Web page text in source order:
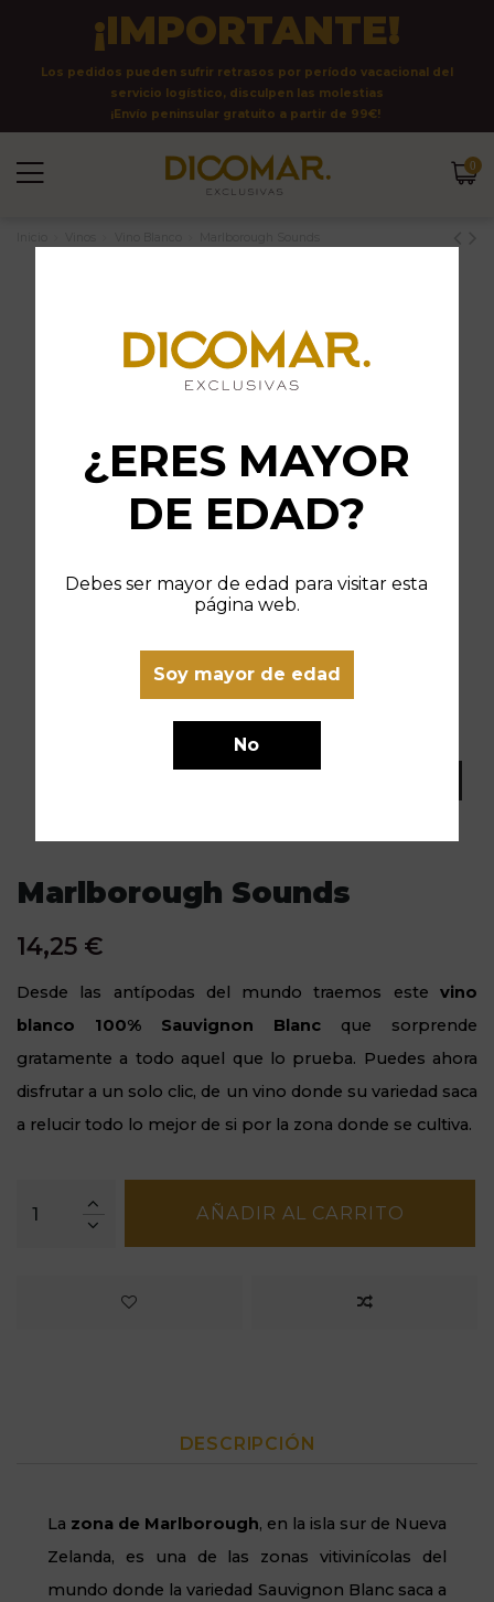
¿ERES MAYOR
DE EDAD?
Debes ser mayor de edad para visitar esta
página web.
Soy mayor de edad
No
¡IMPORTANTE!
Los pedidos pueden sufrir retrasos por período vacacional del
servicio logístico, disculpen las molestias
¡Envío peninsular gratuito a partir de 99€!
0
Marlborough Sounds
14,25 €
Desde las antípodas del mundo traemos este vino
blanco 100% Sauvignon Blanc que sorprende
gratamente a todo aquel que lo prueba. Puedes ahora
disfrutar a un solo clic, de un vino donde su variedad saca
a relucir todo lo mejor de si por la zona donde se cultiva.
AÑADIR AL CARRITO
DESCRIPCIÓN
La zona de Marlborough, en la isla sur de Nueva
Zelanda, es una de las zonas vitivinícolas del
mundo donde la variedad Sauvignon Blanc saca a